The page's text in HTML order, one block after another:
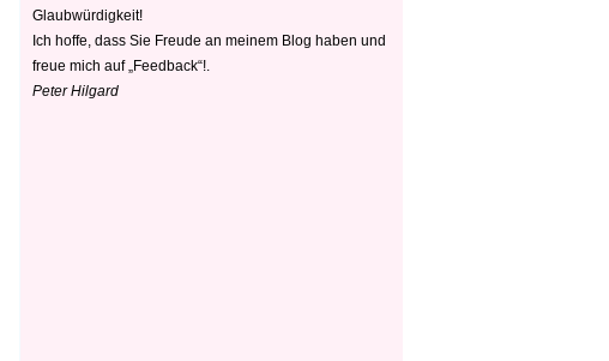
Glaubwürdigkeit!
Ich hoffe, dass Sie Freude an meinem Blog haben und
freue mich auf „Feedback“!.
Peter Hilgard